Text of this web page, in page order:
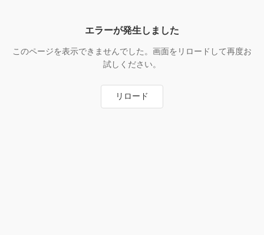
エラーが発生しました
このページを表示できませんでした。画面をリロードして再度お
試しください。
リロード